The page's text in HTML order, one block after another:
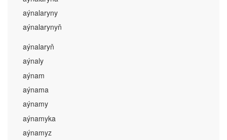
aýnalaryny
aýnalarynyň
aýnalaryň
aýnaly
aýnam
aýnama
aýnamy
aýnamyka
aýnamyz